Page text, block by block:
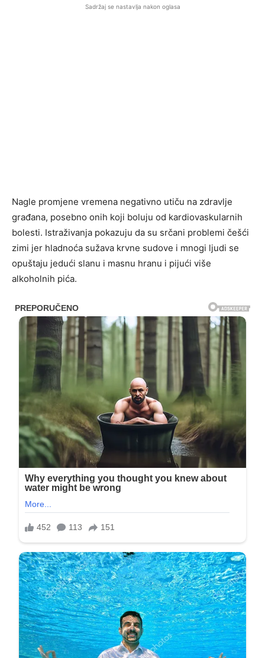
Sadržaj se nastavlja nakon oglasa
Nagle promjene vremena negativno utiču na zdravlje
građana, posebno onih koji boluju od kardiovaskularnih
bolesti. Istraživanja pokazuju da su srčani problemi češći
zimi jer hladnoća sužava krvne sudove i mnogi ljudi se
opuštaju jedući slanu i masnu hranu i pijući više
alkoholnih pića.